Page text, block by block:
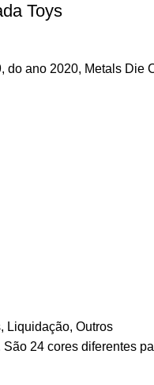
Toys
do ano 2020, Metals Die
, Liquidação, Outros
24 cores diferentes